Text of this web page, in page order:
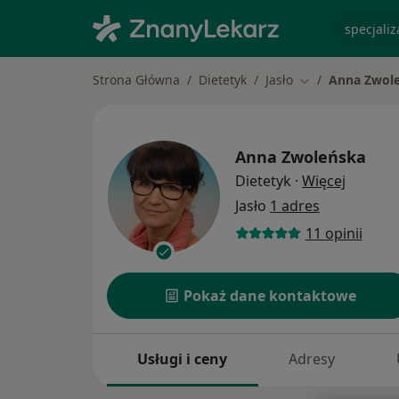
Strona Główna Dietetyk Jasło Zmień miasto
Anna
Anna Zwoleńska
Dietetyk · Więcej
Jasło 1 adres
11 opinii
Pokaż dane kontaktowe
Usługi i ceny Adresy